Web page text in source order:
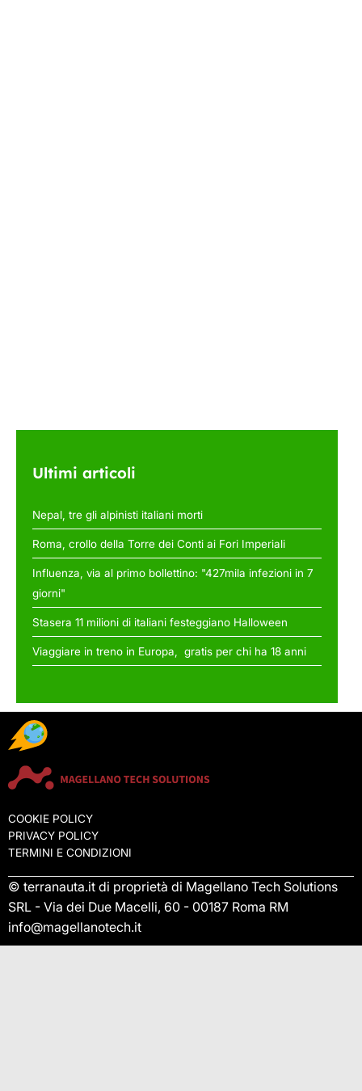
Ultimi articoli
Nepal, tre gli alpinisti italiani morti
Roma, crollo della Torre dei Conti ai Fori Imperiali
Influenza, via al primo bollettino: "427mila infezioni in 7
giorni"
Stasera 11 milioni di italiani festeggiano Halloween
Viaggiare in treno in Europa, gratis per chi ha 18 anni
COOKIE POLICY
PRIVACY POLICY
TERMINI E CONDIZIONI
© terranauta.it di proprietà di Magellano Tech Solutions
SRL - Via dei Due Macelli, 60 - 00187 Roma RM
info@magellanotech.it